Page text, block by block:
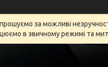
за можливі
в звичному режимі та